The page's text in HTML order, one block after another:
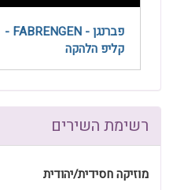
פברנגן - FABRENGEN -
קליפ הלהקה
רשימת השירים
מוזיקה חסידית/יהודית